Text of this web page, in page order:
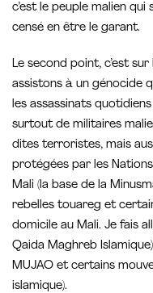
c’est le peuple malien
censé en être le garant.
Le second point, c’est
assistons à un génocide
les assassinats
surtout de militaires
dites terroristes, mais
protégées par les Nations
Mali (la base de la
rebelles touareg et
domicile au Mali. Je fais
Qaida Maghreb
MUJAO et certains
islamique).